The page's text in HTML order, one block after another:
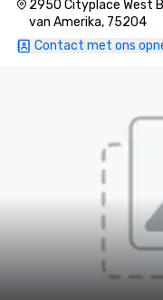
2950 Cityplace West
van Amerika, 75204
Contact met ons